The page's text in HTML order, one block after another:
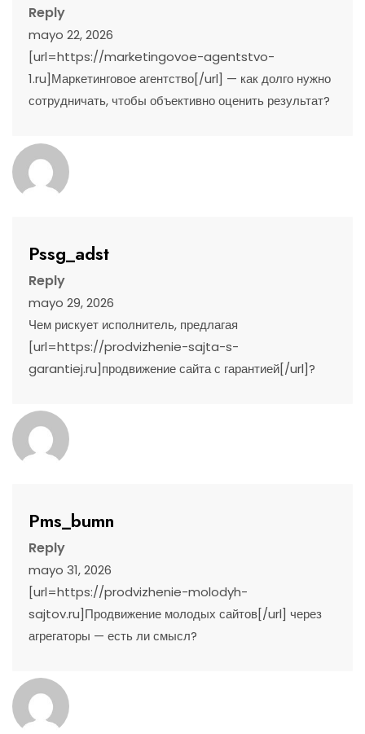
Reply
mayo 22, 2026
[url=https://marketingovoe-agentstvo-
1.ru]Маркетинговое агентство[/url] — как долго нужно
сотрудничать, чтобы объективно оценить результат?
Pssg_adst
Reply
mayo 29, 2026
Чем рискует исполнитель, предлагая
[url=https://prodvizhenie-sajta-s-
garantiej.ru]продвижение сайта с гарантией[/url]?
Pms_bumn
Reply
mayo 31, 2026
[url=https://prodvizhenie-molodyh-
sajtov.ru]Продвижение молодых сайтов[/url] через
агрегаторы — есть ли смысл?